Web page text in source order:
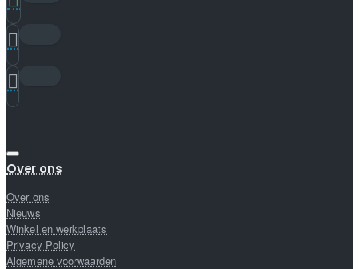
Over ons
Over ons
Nieuws
Winkel en werkplaats
Privacy Policy
Algemene voorwaarden